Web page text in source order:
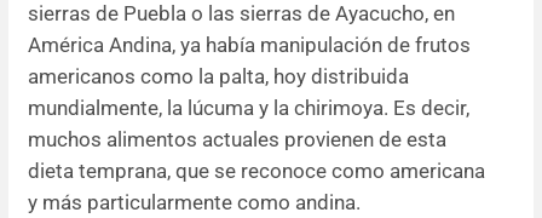
sierras de Puebla o las sierras de Ayacucho, en
América Andina, ya había manipulación de frutos
americanos como la palta, hoy distribuida
mundialmente, la lúcuma y la chirimoya. Es decir,
muchos alimentos actuales provienen de esta
dieta temprana, que se reconoce como americana
y más particularmente como andina.